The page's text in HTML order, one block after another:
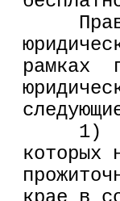
Право
рамках
1)
которых